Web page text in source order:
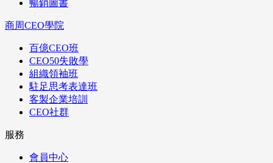
暢銷圖書
商周CEO學院
百億CEO班
CEO50失敗學
組織領袖班
駐足思考表達班
客製企業培訓
CEO社群
服務
會員中心